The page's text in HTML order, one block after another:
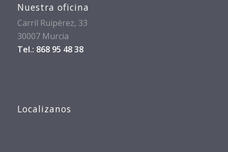
Nuestra oficina
Carril Ruipérez, 33
30007 Murcia
Tel.: 868 95 48 38
Localizanos